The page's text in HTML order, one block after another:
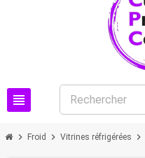
view_headline
chevron_right Froid chevron_right Vitrines réfrigérées chevron_right